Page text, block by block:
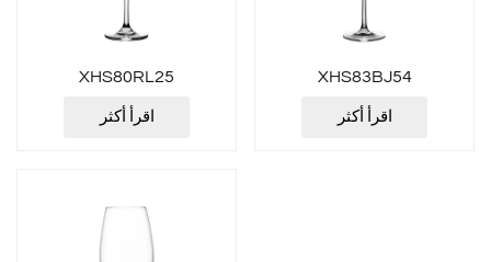
XHS80RL25
اقرأ أكثر
XHS83BJ54
اقرأ أكثر